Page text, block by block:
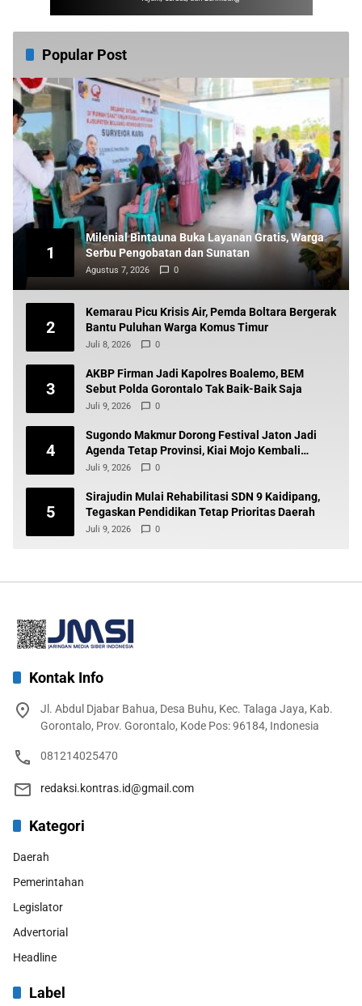
Popular Post
1
Milenial Bintauna Buka Layanan Gratis, Warga
Serbu Pengobatan dan Sunatan
Agustus 7, 2026 0
2
Kemarau Picu Krisis Air, Pemda Boltara Bergerak
Bantu Puluhan Warga Komus Timur
Juli 8, 2026 0
3
AKBP Firman Jadi Kapolres Boalemo, BEM
Sebut Polda Gorontalo Tak Baik-Baik Saja
Juli 9, 2026 0
4
Sugondo Makmur Dorong Festival Jaton Jadi
Agenda Tetap Provinsi, Kiai Mojo Kembali
Disuarakan
Juli 9, 2026 0
5
Sirajudin Mulai Rehabilitasi SDN 9 Kaidipang,
Tegaskan Pendidikan Tetap Prioritas Daerah
Juli 9, 2026 0
Kontak Info
Jl. Abdul Djabar Bahua, Desa Buhu, Kec. Talaga Jaya, Kab.
Gorontalo, Prov. Gorontalo, Kode Pos: 96184, Indonesia
081214025470
redaksi.kontras.id@gmail.com
Kategori
Daerah
Pemerintahan
Legislator
Advertorial
Headline
Label